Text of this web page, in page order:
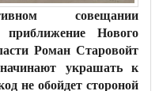
совещании
приближение Нового
Роман Старовойт
украшать к
не обойдет стороной